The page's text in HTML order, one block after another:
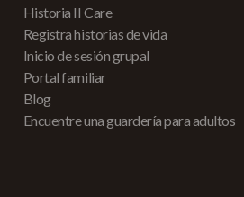
Historia II Care
Registra historias de vida
Inicio de sesión grupal
Portal familiar
Blog
Encuentre una guardería para adultos